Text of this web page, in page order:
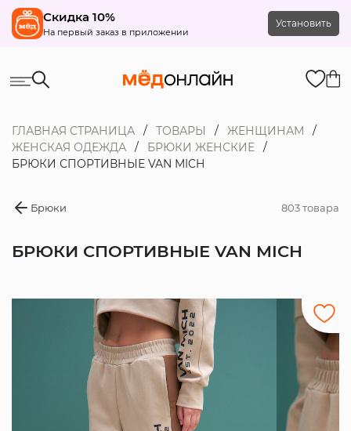
Скидка 10%
На первый заказ в приложении
Установить
ГЛАВНАЯ СТРАНИЦА ТОВАРЫ
ЖЕНЩИНАМ
ЖЕНСКАЯ ОДЕЖДА
БРЮКИ ЖЕНСКИЕ
БРЮКИ СПОРТИВНЫЕ VAN MICH
Брюки 803 товара
БРЮКИ СПОРТИВНЫЕ VAN MICH